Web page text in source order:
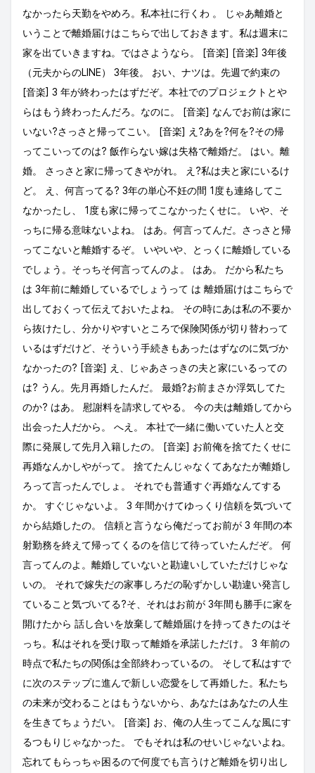
なかったら天勤をやめろ。私本社に行くわ 。 じゃあ離婚と
いうことで離婚届けはこちらで出しておきます。私は週末に
家を出ていきますね。ではさようなら。 [音楽] [音楽] 3年後
（元夫からのLINE） 3年後。 おい、ナツは。先週で約束の
[音楽] 3 年が終わったはずだぞ。本社でのプロジェクトとや
らはもう終わったんだろ。なのに。 [音楽] なんでお前は家に
いない?さっさと帰ってこい。 [音楽] え?あを?何を?その帰
ってこいってのは? 飯作らない嫁は失格で離婚だ。 はい。離
婚。 さっさと家に帰ってきやがれ。 え?私は夫と家にいるけ
ど。 え、何言ってる? 3年の単心不妊の間 1度も連絡してこ
なかったし、 1度も家に帰ってこなかったくせに。 いや、そ
っちに帰る意味ないよね。 はあ。何言ってんだ。さっさと帰
ってこないと離婚するぞ。 いやいや、とっくに離婚している
でしょう。そっちそ何言ってんのよ。 はあ。 だから私たち
は 3年前に離婚しているでしょうって は 離婚届けはこちらで
出しておくって伝えておいたよね。 その時にあは私の不要か
ら抜けたし、分かりやすいところで保険関係が切り替わって
いるはずだけど、そういう手続きもあったはずなのに気づか
なかったの? [音楽] え、じゃあさっきの夫と家にいるっての
は? うん。先月再婚したんだ。 最婚?お前まさか浮気してた
のか? はあ。 慰謝料を請求してやる。 今の夫は離婚してから
出会った人だから。 へえ。 本社で一緒に働いていた人と交
際に発展して先月入籍したの。 [音楽] お前俺を捨てたくせに
再婚なんかしやがって。 捨てたんじゃなくてあなたが離婚し
ろって言ったんでしょ。 それでも普通すぐ再婚なんてする
か。 すぐじゃないよ。 3 年間かけてゆっくり信頼を気づいて
から結婚したの。 信頼と言うなら俺だってお前が 3 年間の本
射勤務を終えて帰ってくるのを信じて待っていたんだぞ。 何
言ってんのよ。離婚していないと勘違いしていただけじゃな
いの。 それで嫁失だの家事しろだの恥ずかしい勘違い発言し
ていること気づいてる?そ、それはお前が 3年間も勝手に家を
開けたから 話し合いを放棄して離婚届けを持ってきたのはそ
っち。私はそれを受け取って離婚を承諾しただけ。 3 年前の
時点で私たちの関係は全部終わっているの。 そして私はすで
に次のステップに進んで新しい恋愛をして再婚した。私たち
の未来が交わることはもうないから、あなたはあなたの人生
を生きてちょうだい。 [音楽] お、俺の人生ってこんな風にす
るつもりじゃなかった。 でもそれは私のせいじゃないよね。
忘れてもらっちゃ困るので何度でも言うけど離婚を切り出し